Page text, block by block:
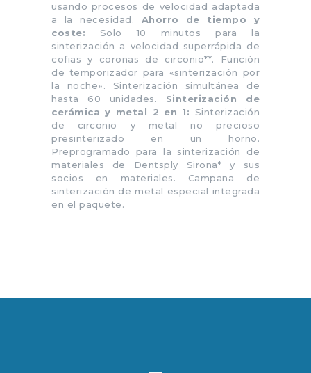
usando procesos de velocidad adaptada
a la necesidad. Ahorro de tiempo y
coste: Solo 10 minutos para la
sinterización a velocidad superrápida de
cofias y coronas de circonio**. Función
de temporizador para «sinterización por
la noche». Sinterización simultánea de
hasta 60 unidades. Sinterización de
cerámica y metal 2 en 1: Sinterización
de circonio y metal no precioso
presinterizado en un horno.
Preprogramado para la sinterización de
materiales de Dentsply Sirona* y sus
socios en materiales. Campana de
sinterización de metal especial integrada
en el paquete.